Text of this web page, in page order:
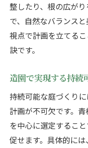
整したり、根の広が
で、自然なバランス
視点で計画を立てる
訣です。
造園で実現する持続
持続可能な庭づくり
計画が不可欠です。
を中心に選定するこ
促せます。具体的に